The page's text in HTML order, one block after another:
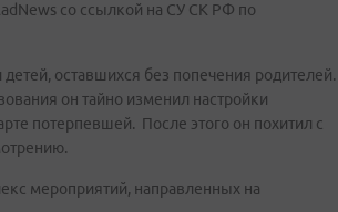
со ссылкой на СУ СК РФ по
оставшихся без попечения родителей.
он тайно изменил настройки
потерпевшей. После этого он похитил с
мероприятий, направленных на